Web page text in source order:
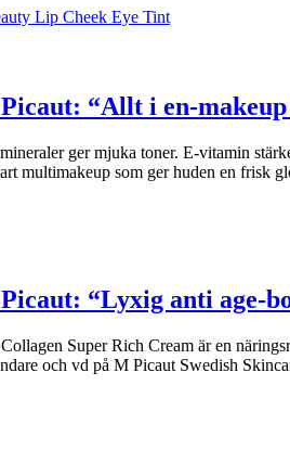
“Allt i en-
ger mjuka toner. E-vitamin
multimakeup som ger huden en frisk
“Lyxig anti age-
Super Rich Cream är en
och vd på M Picaut Swedish